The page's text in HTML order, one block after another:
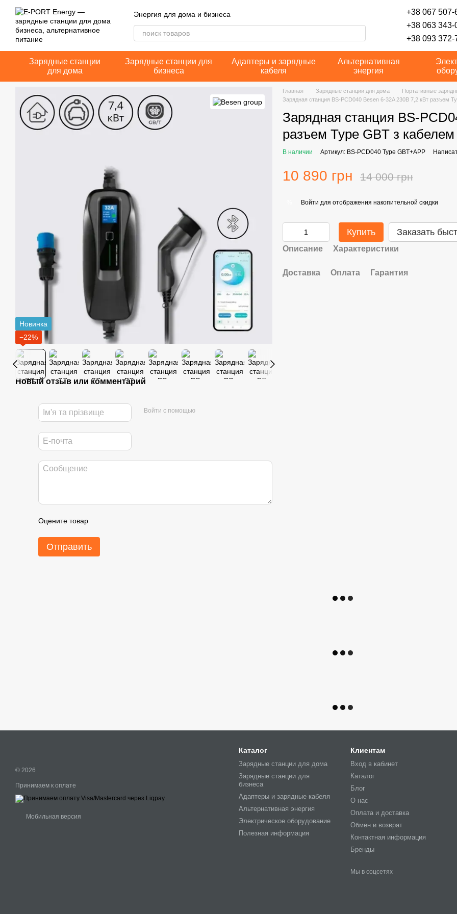
Перейти к основному контенту
Энергия для дома и бизнеса
+38 067 507-
+38 063 343-
+38 093 372-
Зарядные станции
для дома
Зарядные станции для
бизнеса
Адаптеры и зарядные
кабеля
Альтернативная
энергия
Новинка
−22%
Новый отзыв или комментарий
Войти с помощью
Оцените товар
Отправить
Главная Зарядные станции для дома
Портативные
Зарядная станция BS-PCD040 Besen 6-32A 230В 7,2 кВт разъем
Зарядная станция BS-
разъем Type GBT з
В наличии Артикул: BS-PCD040 Type GBT+APP
10 890 грн 14 000 грн
Войти для отображения накопительной скидки
Купить Заказать
Описание Характеристики
Доставка Оплата Гарантия
© 2026
Принимаем к оплате
Мобильная версия
Каталог
Зарядные станции для дома
Зарядные станции для
бизнеса
Адаптеры и зарядные кабеля
Альтернативная энергия
Электрическое оборудование
Полезная информация
Клиентам
Вход в кабинет
Каталог
Блог
О нас
Оплата и доставка
Обмен и возврат
Контактная информация
Бренды
Мы в соцсетях